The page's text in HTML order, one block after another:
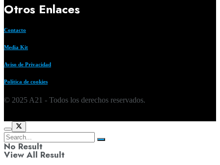
Otros Enlaces
Contacto
Media Kit
Aviso de Privacidad
Política de cookies
© 2025 A21 - Todos los derechos reservados.
No Result
View All Result